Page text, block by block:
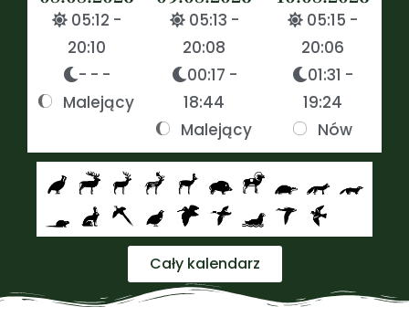
05:12 -
20:10
- - -
Malejący
05:13 -
20:08
00:17 -
18:44
Malejący
05:15 -
20:06
01:31 -
19:24
Nów
Cały kalendarz